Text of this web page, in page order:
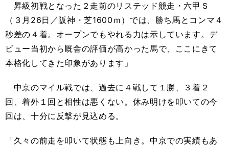
昇級初戦となった２走前のリステッド競走・六甲Ｓ
（３月26日／阪神・芝1600ｍ）では、勝ち馬とコンマ４
秒差の４着。オープンでもやれる力は示しています。デ
ビュー当初から厩舎の評価が高かった馬で、ここにきて
本格化してきた印象があります」
中京のマイル戦では、過去に４戦して１勝、３着２
回、着外１回と相性は悪くない。休み明けを叩いての今
回は、十分に反撃が見込める。
「久々の前走を叩いて状態も上向き。中京での実績もあ